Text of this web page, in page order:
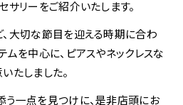
サリーをご紹介いたします。
大切な節目を迎える時期に合わ
ムを中心に、ピアスやネックレスな
たしました。
一点を見つけに、是非店頭にお